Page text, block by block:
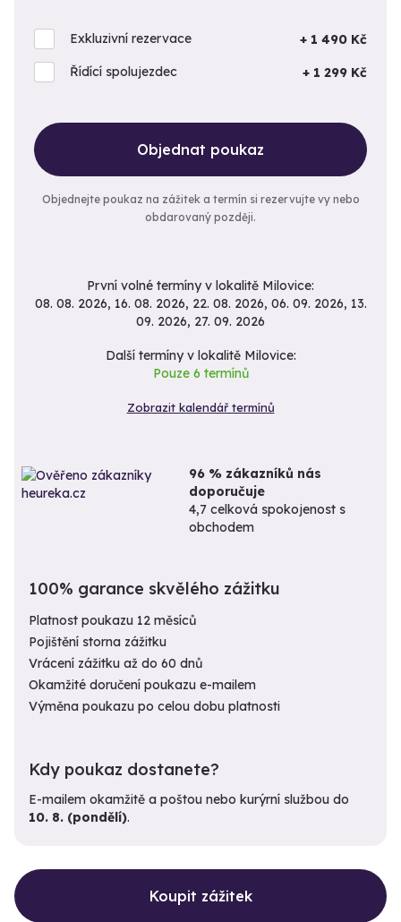
Exkluzivní rezervace + 1 490 Kč
Řídící spolujezdec + 1 299 Kč
Objednat poukaz
Objednejte poukaz na zážitek a termín si rezervujte vy nebo
obdarovaný později.
První volné termíny v lokalitě Milovice:
08. 08. 2026, 16. 08. 2026, 22. 08. 2026, 06. 09. 2026, 13.
09. 2026, 27. 09. 2026
Další termíny v lokalitě Milovice:
Pouze 6 termínů
Zobrazit kalendář termínů
96 % zákazníků nás
doporučuje
4,7 celková spokojenost s
obchodem
100% garance skvělého zážitku
Platnost poukazu 12 měsíců
Pojištění storna zážitku
Vrácení zážitku až do 60 dnů
Okamžité doručení poukazu e-mailem
Výměna poukazu po celou dobu platnosti
Kdy poukaz dostanete?
E-mailem okamžitě a poštou nebo kurýrní službou do
10. 8. (pondělí).
Koupit zážitek